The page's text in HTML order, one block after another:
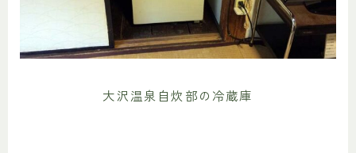
大沢温泉自炊部の冷蔵庫